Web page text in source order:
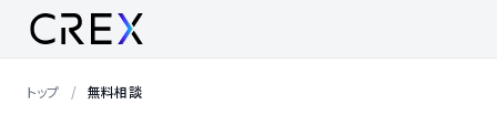
トップ 無料相談